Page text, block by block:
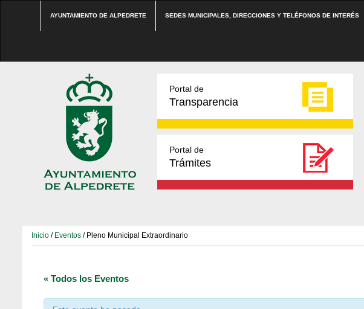
AYUNTAMIENTO DE ALPEDRETE SEDES MUNICIPALES, DIRECCIONES Y TELÉFONOS DE INTERÉS
Portal de
Transparencia
Portal de
Trámites
Inicio / Eventos / Pleno Municipal Extraordinario
« Todos los Eventos